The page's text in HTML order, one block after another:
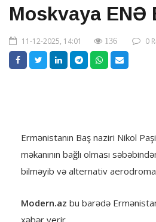
Moskvaya ENƏ
11-12-2025, 14:01 136 0
Ermənistanın Baş naziri Nikol
məkanının bağlı olması
bilməyib və alternativ
Modern.az bu barədə
xəbər verir.